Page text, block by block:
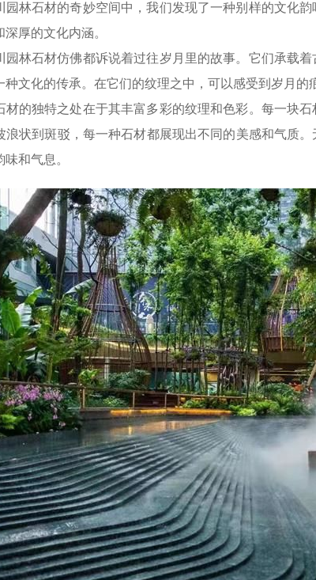
园林石材的奇妙空间中，我们发现了一种别样的文化
厚的文化内涵。
园林石材仿佛都诉说着过往岁月里的故事。它们承载
种文化的传承。在它们的纹理之中，可以感受到岁月的
材的独特之处在于其丰富多彩的纹理和色彩。每一块
浪状到斑驳，每一种石材都展现出不同的美感和气质
和气息。